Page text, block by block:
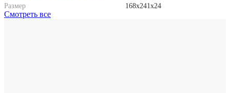
Размер 168x241x24
Смотреть все